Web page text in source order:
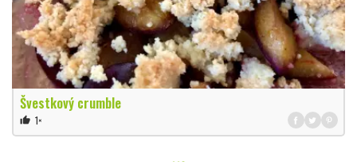
Švestkový crumble
thumb_up 1×